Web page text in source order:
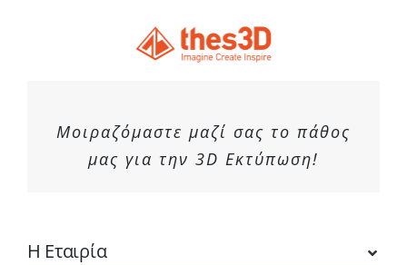
Μοιραζόμαστε μαζί σας το πάθος
μας για την 3D Εκτύπωση!
Η Εταιρία